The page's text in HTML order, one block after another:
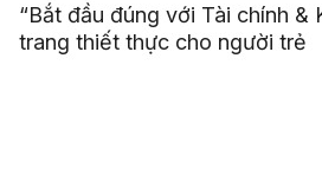
“Bắt đầu đúng với Tài chính &
trang thiết thực cho người trẻ